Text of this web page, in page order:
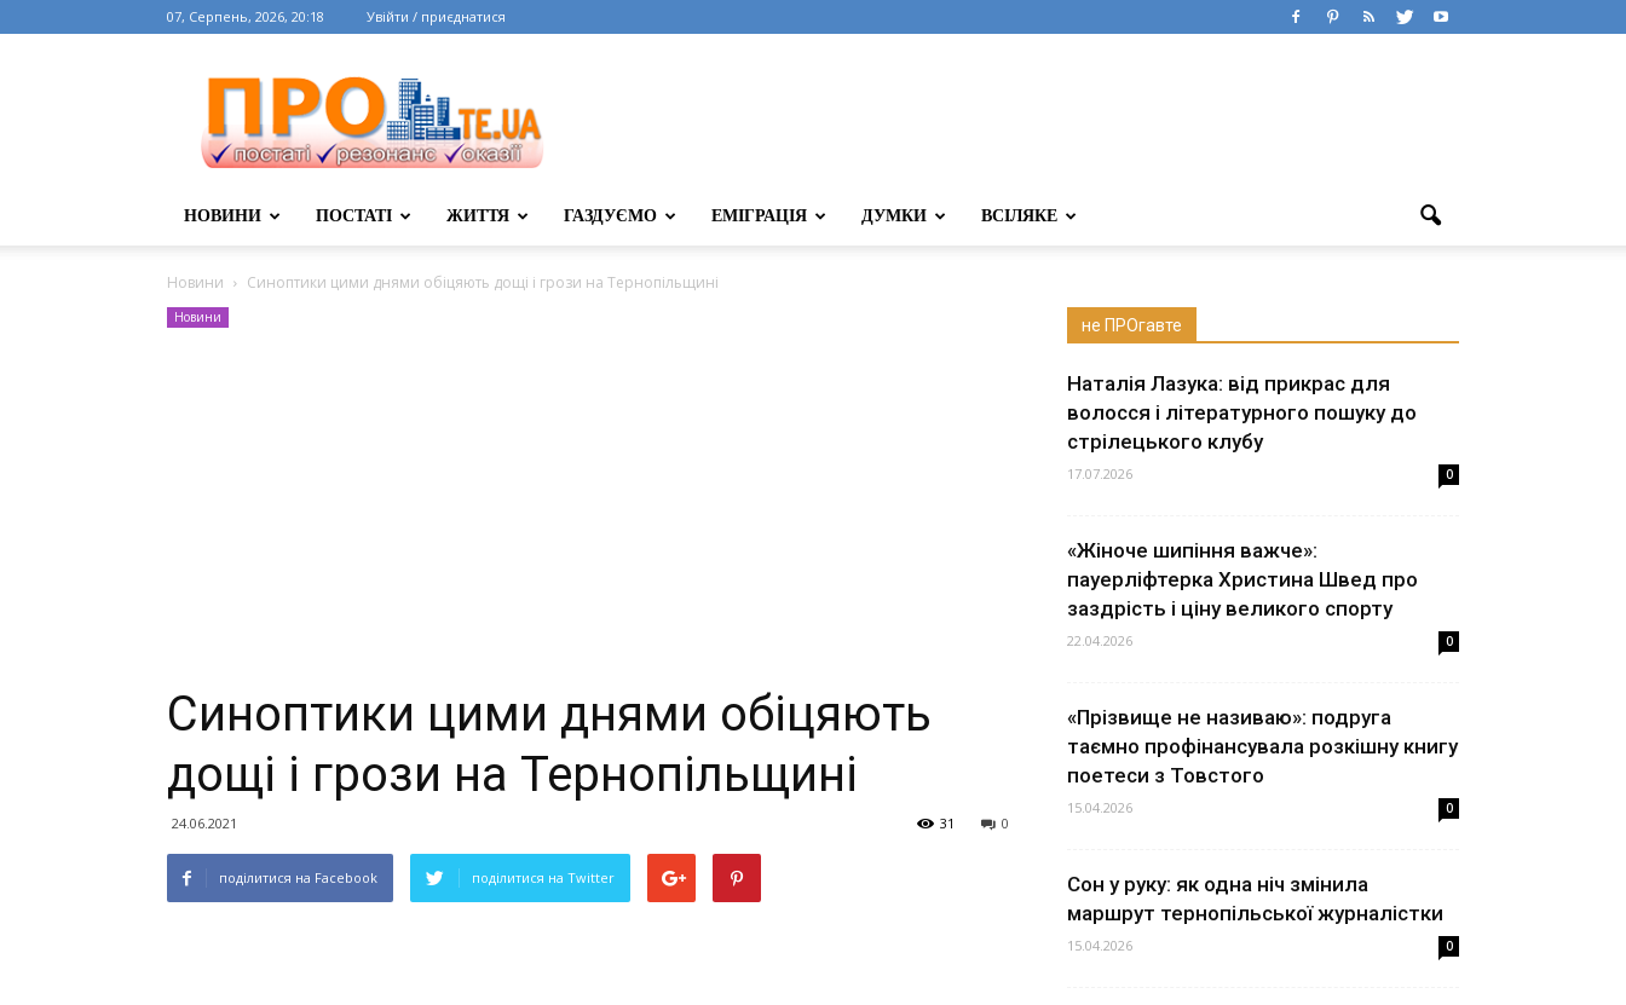
07, Серпень, 2026, 20:18 Увійти / приєднатися
НОВИНИ ПОСТАТІ ЖИТТЯ ГАЗДУЄМО ЕМІГРАЦІЯ ДУМКИ ВСІЛЯКЕ
Новини Синоптики цими днями обіцяють дощі і грози на Тернопільщині
Новини
Синоптики цими днями обіцяють
дощі і грози на Тернопільщині
24.06.2021 0
31
поділитися на Facebook поділитися на Twitter
не ПРОгавте
Наталія Лазука: від прикрас для
волосся і літературного пошуку до
стрілецького клубу
17.07.2026 0
«Жіноче шипіння важче»:
пауерліфтерка Христина Швед про
заздрість і ціну великого спорту
22.04.2026 0
«Прізвище не називаю»: подруга
таємно профінансувала розкішну книгу
поетеси з Товстого
15.04.2026 0
Сон у руку: як одна ніч змінила
маршрут тернопільської журналістки
15.04.2026 0